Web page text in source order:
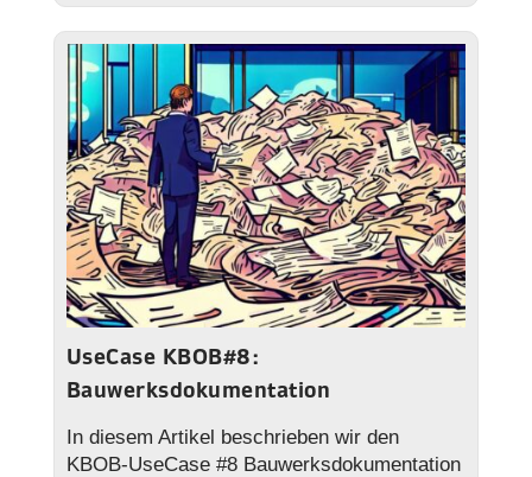
UseCase KBOB#8:
Bauwerksdokumentation
In diesem Artikel beschrieben wir den
KBOB-UseCase #8 Bauwerksdokumentation